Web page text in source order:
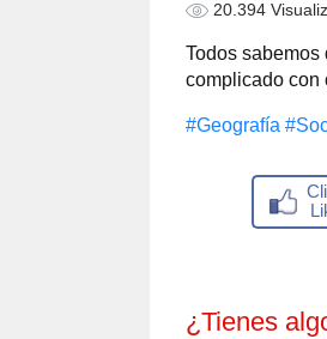
20.394
Todos
complicado con
#Geografía
¿Tienes